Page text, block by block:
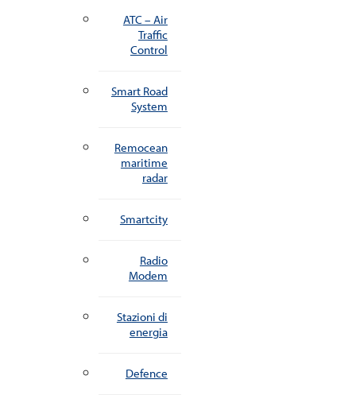
ATC – Air
Traffic
Control
Smart Road
System
Remocean
maritime
radar
Smartcity
Radio
Modem
Stazioni di
energia
Defence